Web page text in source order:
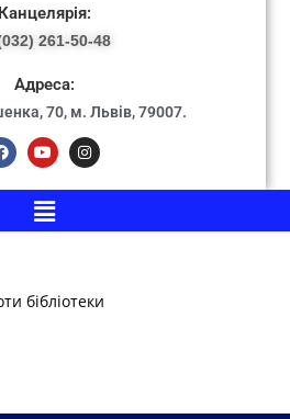
Канцелярія:
261-50-48
Адреса:
70, м. Львів, 79007.
бібліотеки